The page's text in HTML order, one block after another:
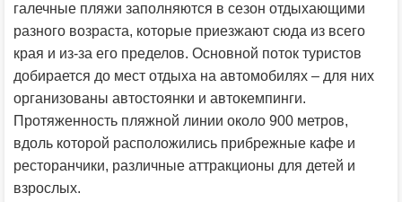
галечные пляжи заполняются в сезон отдыхающими
разного возраста, которые приезжают сюда из всего
края и из-за его пределов. Основной поток туристов
добирается до мест отдыха на автомобилях – для них
организованы автостоянки и автокемпинги.
Протяженность пляжной линии около 900 метров,
вдоль которой расположились прибрежные кафе и
ресторанчики, различные аттракционы для детей и
взрослых.